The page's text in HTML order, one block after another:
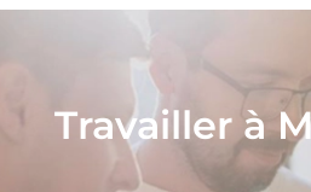
Travailler à